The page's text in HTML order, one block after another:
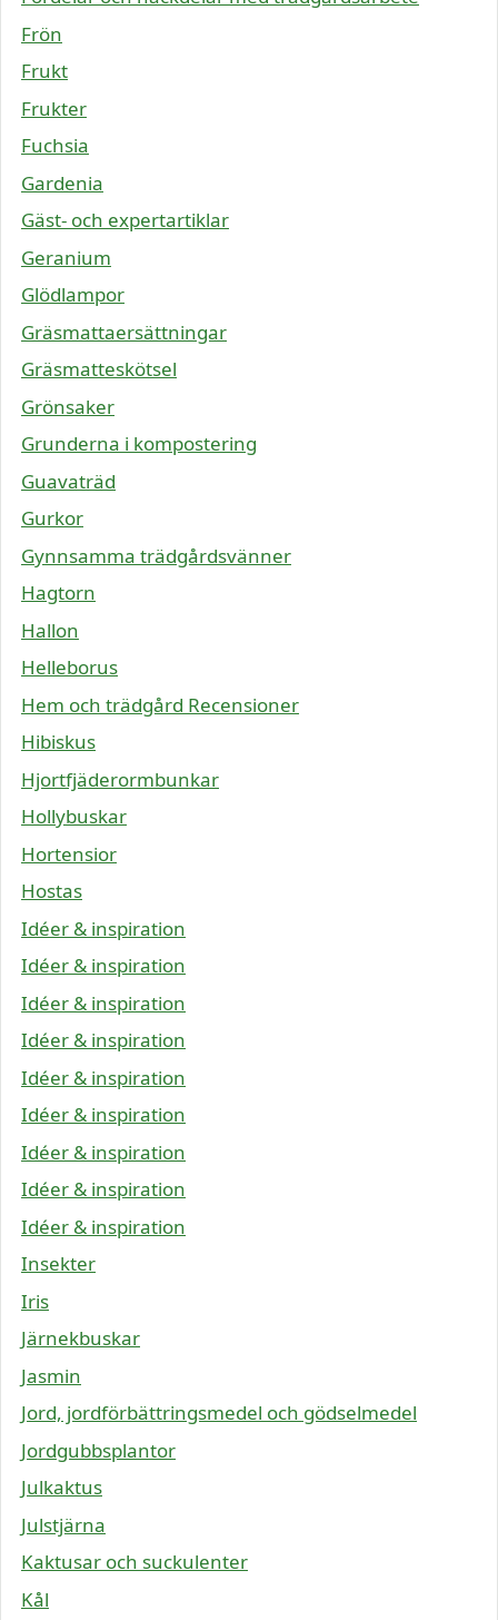
Frön
Frukt
Frukter
Fuchsia
Gardenia
Gäst- och expertartiklar
Geranium
Glödlampor
Gräsmattaersättningar
Gräsmatteskötsel
Grönsaker
Grunderna i kompostering
Guavaträd
Gurkor
Gynnsamma trädgårdsvänner
Hagtorn
Hallon
Helleborus
Hem och trädgård Recensioner
Hibiskus
Hjortfjäderormbunkar
Hollybuskar
Hortensior
Hostas
Idéer & inspiration
Idéer & inspiration
Idéer & inspiration
Idéer & inspiration
Idéer & inspiration
Idéer & inspiration
Idéer & inspiration
Idéer & inspiration
Idéer & inspiration
Insekter
Iris
Järnekbuskar
Jasmin
Jord, jordförbättringsmedel och gödselmedel
Jordgubbsplantor
Julkaktus
Julstjärna
Kaktusar och suckulenter
Kål